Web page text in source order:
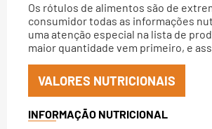
Os rótulos de alimentos são de
consumidor todas as informações
uma atenção especial na lista de
maior quantidade vem primeiro, e
VALORES NUTRICIONAIS